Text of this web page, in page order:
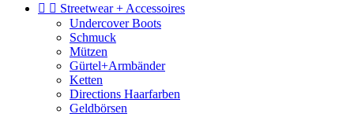
  Streetwear + Accessoires
Undercover Boots
Schmuck
Mützen
Gürtel+Armbänder
Ketten
Directions Haarfarben
Geldbörsen